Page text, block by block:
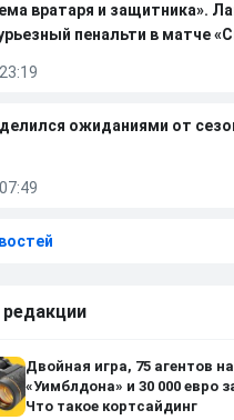
вратаря и защитника».
пенальти в матче
23:19
ожиданиями от
07:49
Двойная игра, 75 агентов
«Уимблдона» и 30 000 евро
Что такое кортсайдинг